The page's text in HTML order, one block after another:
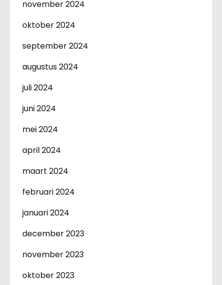
november 2024
oktober 2024
september 2024
augustus 2024
juli 2024
juni 2024
mei 2024
april 2024
maart 2024
februari 2024
januari 2024
december 2023
november 2023
oktober 2023